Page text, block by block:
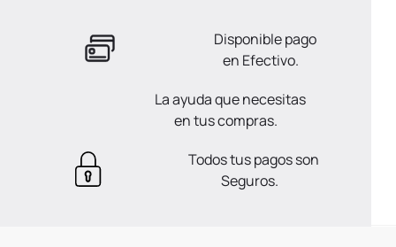
Disponible pago
en Efectivo.
La ayuda que necesitas
en tus compras.
Todos tus pagos son
Seguros.